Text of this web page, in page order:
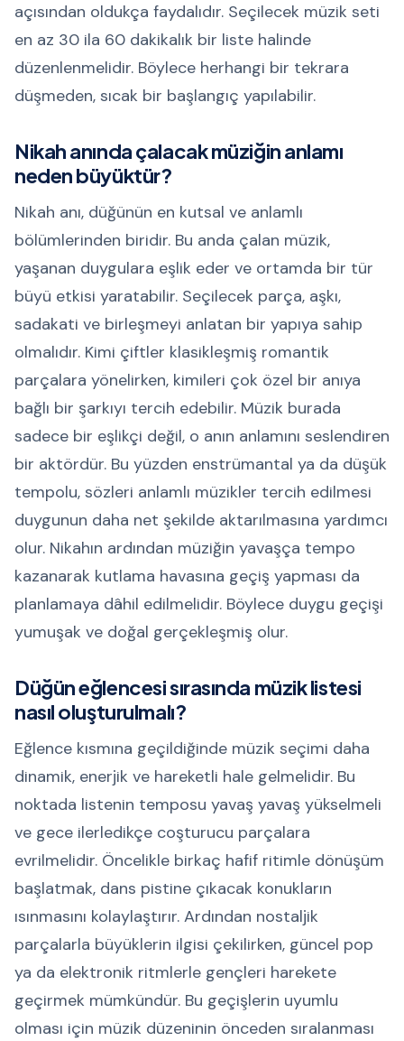
açısından oldukça faydalıdır. Seçilecek müzik seti
en az 30 ila 60 dakikalık bir liste halinde
düzenlenmelidir. Böylece herhangi bir tekrara
düşmeden, sıcak bir başlangıç yapılabilir.
Nikah anında çalacak müziğin anlamı
neden büyüktür?
Nikah anı, düğünün en kutsal ve anlamlı
bölümlerinden biridir. Bu anda çalan müzik,
yaşanan duygulara eşlik eder ve ortamda bir tür
büyü etkisi yaratabilir. Seçilecek parça, aşkı,
sadakati ve birleşmeyi anlatan bir yapıya sahip
olmalıdır. Kimi çiftler klasikleşmiş romantik
parçalara yönelirken, kimileri çok özel bir anıya
bağlı bir şarkıyı tercih edebilir. Müzik burada
sadece bir eşlikçi değil, o anın anlamını seslendiren
bir aktördür. Bu yüzden enstrümantal ya da düşük
tempolu, sözleri anlamlı müzikler tercih edilmesi
duygunun daha net şekilde aktarılmasına yardımcı
olur. Nikahın ardından müziğin yavaşça tempo
kazanarak kutlama havasına geçiş yapması da
planlamaya dâhil edilmelidir. Böylece duygu geçişi
yumuşak ve doğal gerçekleşmiş olur.
Düğün eğlencesi sırasında müzik listesi
nasıl oluşturulmalı?
Eğlence kısmına geçildiğinde müzik seçimi daha
dinamik, enerjik ve hareketli hale gelmelidir. Bu
noktada listenin temposu yavaş yavaş yükselmeli
ve gece ilerledikçe coşturucu parçalara
evrilmelidir. Öncelikle birkaç hafif ritimle dönüşüm
başlatmak, dans pistine çıkacak konukların
ısınmasını kolaylaştırır. Ardından nostaljik
parçalarla büyüklerin ilgisi çekilirken, güncel pop
ya da elektronik ritmlerle gençleri harekete
geçirmek mümkündür. Bu geçişlerin uyumlu
olması için müzik düzeninin önceden sıralanması